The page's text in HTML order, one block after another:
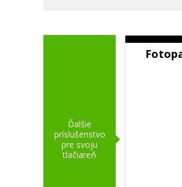
Ďalšie
príslušenstvo
pre svoju
tlačiareň